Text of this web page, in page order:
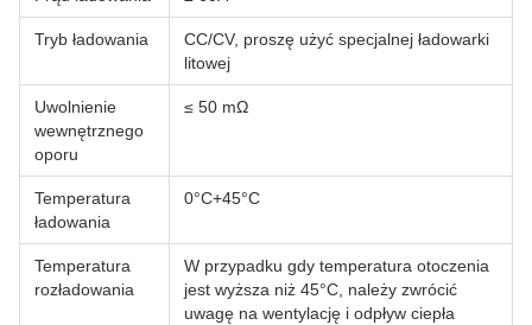
Tryb ładowania
CC/CV, proszę użyć specjalnej ładowarki
litowej
Uwolnienie
wewnętrznego
oporu
≤ 50 mΩ
Temperatura
ładowania
0°C+45°C
Temperatura
rozładowania
W przypadku gdy temperatura otoczenia
jest wyższa niż 45°C, należy zwrócić
uwagę na wentylację i odpływ ciepła